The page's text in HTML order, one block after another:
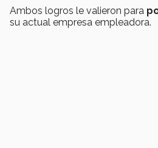
Ambos logros le valieron para
su actual empresa empleadora.